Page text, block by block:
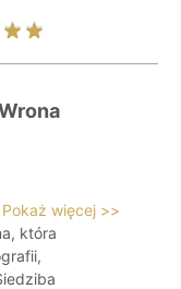
Pokaż więcej >>
która